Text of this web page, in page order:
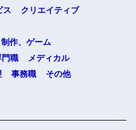
ス
クリエイティブ
作、ゲーム
門職
メディカル
事務職 その他